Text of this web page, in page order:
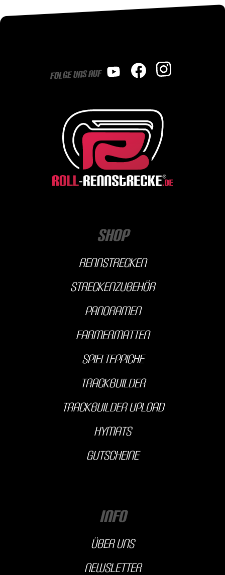
Folge uns auf
Shop
Rennstrecken
streckenzubehör
Panoramen
farmermatten
Spielteppiche
Trackbuilder
Trackbuilder Upload
hyMats
Gutscheine
INFO
über uns
Newsletter